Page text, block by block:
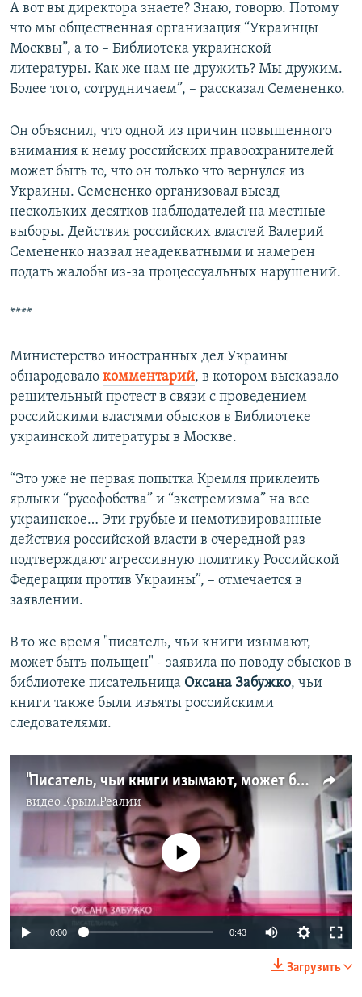
А вот вы директора знаете? Знаю, говорю. Потому
что мы общественная организация “Украинцы
Москвы”, а то – Библиотека украинской
литературы. Как же нам не дружить? Мы дружим.
Более того, сотрудничаем”, – рассказал Семененко.
Он объяснил, что одной из причин повышенного
внимания к нему российских правоохранителей
может быть то, что он только что вернулся из
Украины. Семененко организовал выезд
нескольких десятков наблюдателей на местные
выборы. Действия российских властей Валерий
Семененко назвал неадекватными и намерен
подать жалобы из-за процессуальных нарушений.
****
Министерство иностранных дел Украины
обнародовало комментарий, в котором высказало
решительный протест в связи с проведением
российскими властями обысков в Библиотеке
украинской литературы в Москве.
“Это уже не первая попытка Кремля приклеить
ярлыки “русофобства” и “экстремизма” на все
украинское… Эти грубые и немотивированные
действия российской власти в очередной раз
подтверждают агрессивную политику Российской
Федерации против Украины”, – отмечается в
заявлении.
В то же время "писатель, чьи книги изымают,
может быть польщен" - заявила по поводу обысков в
библиотеке писательница Оксана Забужко, чьи
книги также были изъяты российскими
следователями.
"Писатель, чьи книги изымают, может быть польщен" - Оксана Забужко
видео Крым.Реалии
No media source currently available
0:00 0:43
Загрузить